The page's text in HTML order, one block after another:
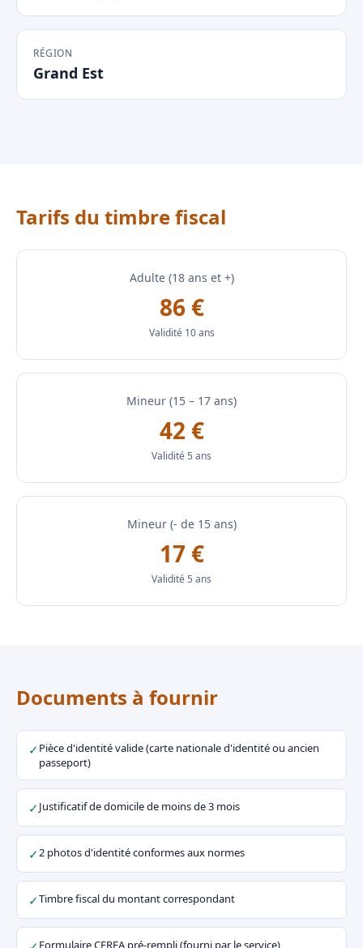
RÉGION
Grand Est
Tarifs du timbre fiscal
Adulte (18 ans et +)
86 €
Validité 10 ans
Mineur (15 – 17 ans)
42 €
Validité 5 ans
Mineur (- de 15 ans)
17 €
Validité 5 ans
Documents à fournir
✓ Pièce d'identité valide (carte nationale d'identité ou ancien
passeport)
✓Justificatif de domicile de moins de 3 mois
✓2 photos d'identité conformes aux normes
✓Timbre fiscal du montant correspondant
Formulaire CERFA pré-rempli (fourni par le service)